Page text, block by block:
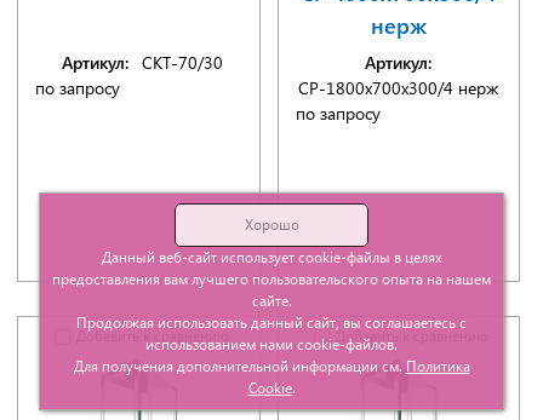
Артикул: СКТ-70/30
по запросу
нерж
Артикул:
СР-1800х700х300/4 нерж
по запросу
Добавить к сравнению Добавить к сравнению
Хорошо
Данный веб-сайт использует cookie-файлы в целях
предоставления вам лучшего пользовательского опыта на нашем
сайте.
Продолжая использовать данный сайт, вы соглашаетесь с
использованием нами cookie-файлов.
Для получения дополнительной информации см. Политика
Cookie.